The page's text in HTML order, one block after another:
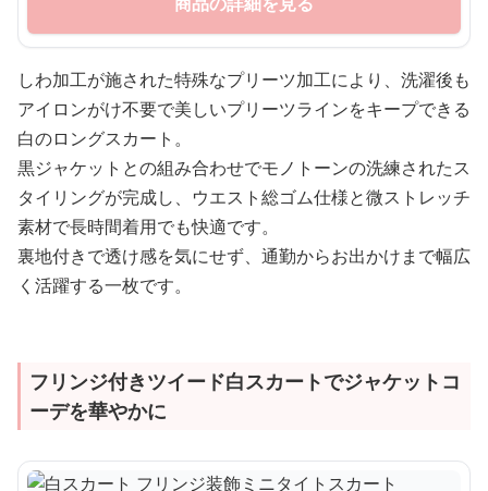
しわ加工が施された特殊なプリーツ加工により、洗濯後も
アイロンがけ不要で美しいプリーツラインをキープできる
白のロングスカート。
黒ジャケットとの組み合わせでモノトーンの洗練されたス
タイリングが完成し、ウエスト総ゴム仕様と微ストレッチ
素材で長時間着用でも快適です。
裏地付きで透け感を気にせず、通勤からお出かけまで幅広
く活躍する一枚です。
フリンジ付きツイード白スカートでジャケットコ
ーデを華やかに